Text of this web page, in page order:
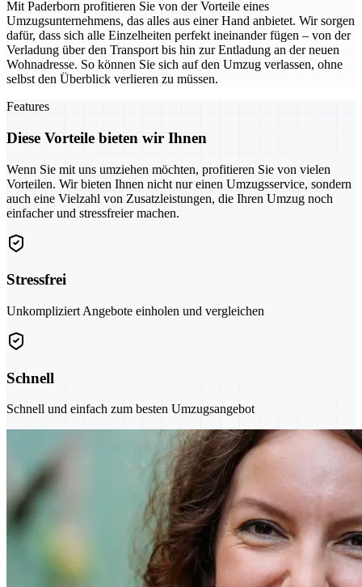
Mit Paderborn profitieren Sie von der Vorteile eines
Umzugsunternehmens, das alles aus einer Hand anbietet. Wir sorgen
dafür, dass sich alle Einzelheiten perfekt ineinander fügen – von der
Verladung über den Transport bis hin zur Entladung an der neuen
Wohnadresse. So können Sie sich auf den Umzug verlassen, ohne
selbst den Überblick verlieren zu müssen.
Features
Diese Vorteile bieten wir Ihnen
Wenn Sie mit uns umziehen möchten, profitieren Sie von vielen
Vorteilen. Wir bieten Ihnen nicht nur einen Umzugsservice, sondern
auch eine Vielzahl von Zusatzleistungen, die Ihren Umzug noch
einfacher und stressfreier machen.
Stressfrei
Unkompliziert Angebote einholen und vergleichen
Schnell
Schnell und einfach zum besten Umzugsangebot